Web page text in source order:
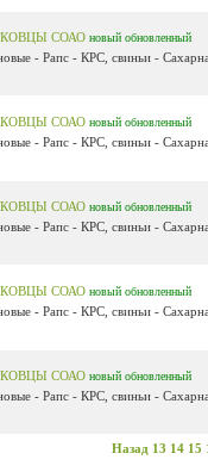
СОАО новый обновленный
- Рапс - КРС, свиньи -
СОАО новый обновленный
- Рапс - КРС, свиньи -
СОАО новый обновленный
- Рапс - КРС, свиньи -
СОАО новый обновленный
- Рапс - КРС, свиньи -
СОАО новый обновленный
- Рапс - КРС, свиньи -
Назад 13 14 15